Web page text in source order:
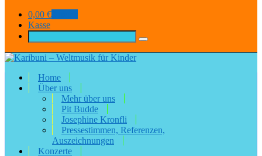
0,00 €
Kasse
Home
Über uns
Mehr über uns
Pit Budde
Josephine Kronfli
Pressestimmen, Referenzen,
Auszeichnungen
Konzerte